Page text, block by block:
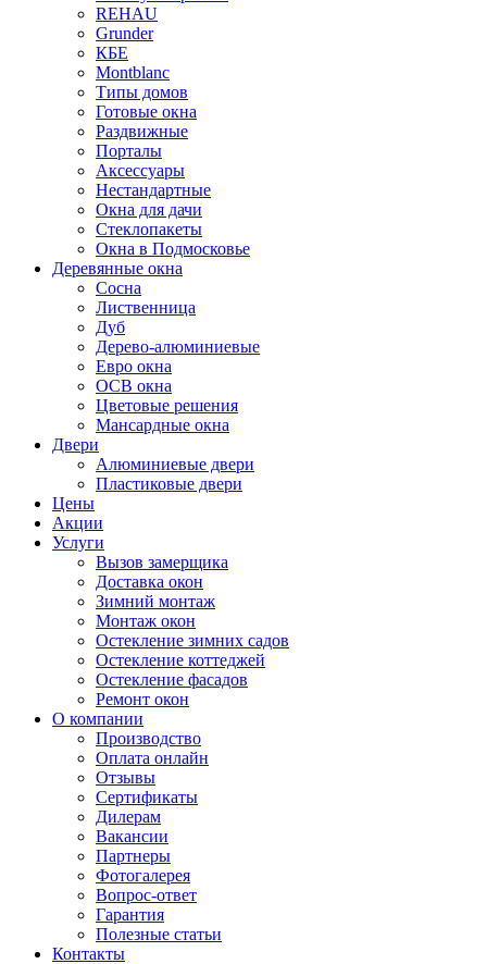
REHAU
Grunder
КБЕ
Montblanc
Типы домов
Готовые окна
Раздвижные
Порталы
Аксессуары
Нестандартные
Окна для дачи
Стеклопакеты
Окна в Подмосковье
Деревянные окна
Сосна
Лиственница
Дуб
Дерево-алюминиевые
Евро окна
ОСВ окна
Цветовые решения
Мансардные окна
Двери
Алюминиевые двери
Пластиковые двери
Цены
Акции
Услуги
Вызов замерщика
Доставка окон
Зимний монтаж
Монтаж окон
Остекление зимних садов
Остекление коттеджей
Остекление фасадов
Ремонт окон
О компании
Производство
Оплата онлайн
Отзывы
Сертификаты
Дилерам
Вакансии
Партнеры
Фотогалерея
Вопрос-ответ
Гарантия
Полезные статьи
Контакты